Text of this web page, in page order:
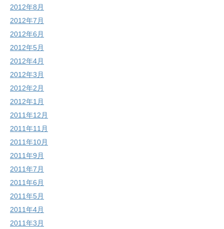
2012年8月
2012年7月
2012年6月
2012年5月
2012年4月
2012年3月
2012年2月
2012年1月
2011年12月
2011年11月
2011年10月
2011年9月
2011年7月
2011年6月
2011年5月
2011年4月
2011年3月